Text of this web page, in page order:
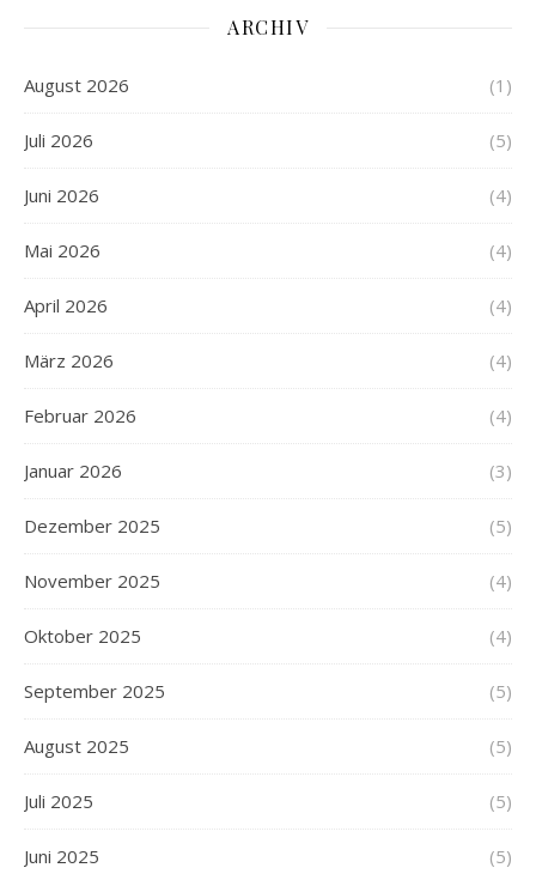
ARCHIV
August 2026 (1)
Juli 2026 (5)
Juni 2026 (4)
Mai 2026 (4)
April 2026 (4)
März 2026 (4)
Februar 2026 (4)
Januar 2026 (3)
Dezember 2025 (5)
November 2025 (4)
Oktober 2025 (4)
September 2025 (5)
August 2025 (5)
Juli 2025 (5)
Juni 2025 (5)